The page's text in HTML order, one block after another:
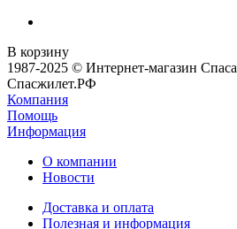
В корзину
1987-2025 © Интернет-магазин
Спасжилет.РФ
Компания
Помощь
Информация
О компании
Новости
Доставка и оплата
Полезная и информация